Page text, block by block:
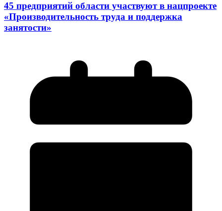
45 предприятий области участвуют в нацпроекте
«Производительность труда и поддержка
занятости»